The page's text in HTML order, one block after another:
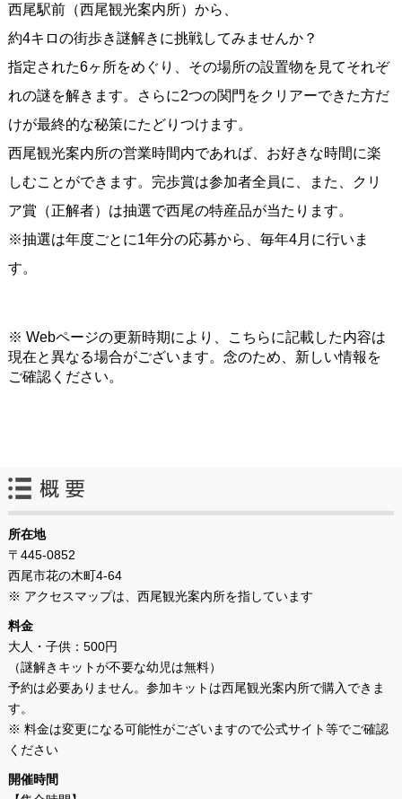
西尾駅前（西尾観光案内所）から、
約4キロの街歩き謎解きに挑戦してみませんか？
指定された6ヶ所をめぐり、その場所の設置物を見てそれぞ
れの謎を解きます。さらに2つの関門をクリアーできた方だ
けが最終的な秘策にたどりつけます。
西尾観光案内所の営業時間内であれば、お好きな時間に楽
しむことができます。完歩賞は参加者全員に、また、クリ
ア賞（正解者）は抽選で西尾の特産品が当たります。
※抽選は年度ごとに1年分の応募から、毎年4月に行いま
す。
※ Webページの更新時期により、こちらに記載した内容は
現在と異なる場合がございます。念のため、新しい情報を
ご確認ください。
所在地
〒445-0852
西尾市花の木町4-64
※ アクセスマップは、西尾観光案内所を指しています
料金
大人・子供：500円
（謎解きキットが不要な幼児は無料）
予約は必要ありません。参加キットは西尾観光案内所で購入できま
す。
※ 料金は変更になる可能性がございますので公式サイト等でご確認
ください
開催時間